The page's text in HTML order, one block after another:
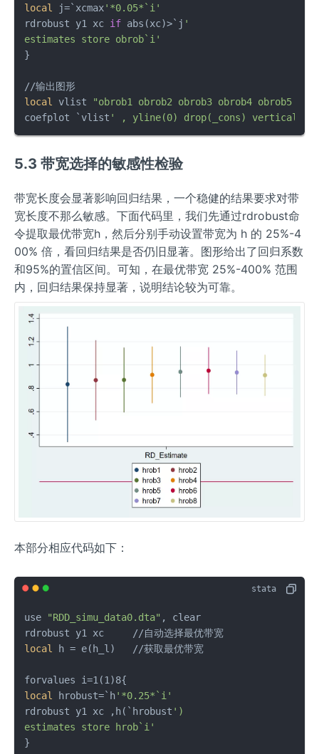
local
j=`xcmax'*0.05*`i'
rdrobust y1 xc if abs(xc)>`j '
estimates store obrob`i'
}
local
vlist
"obrob1 obrob2 obrob3 obrob4 obrob5
coefplot `vlist
5.3 带宽选择的敏感性检验
带宽长度会显著影响回归结果，一个稳健的结果要求对带
宽长度不那么敏感。下面代码里，我们先通过rdrobust命
令提取最优带宽h，然后分别手动设置带宽为 h 的 25%-4
00% 倍，看回归结果是否仍旧显著。图形给出了回归系数
和95%的置信区间。可知，在最优带宽 25%-400% 范围
内，回归结果保持显著，说明结论较为可靠。
本部分相应代码如下：
use "RDD_simu_data0.dta" , clear
local
h = e(h_l)   //获取最优带宽
local
hrobust=`h'*0.25*`i'
rdrobust y1 xc ,h(`hrobust ')
estimates store hrob`i'
}